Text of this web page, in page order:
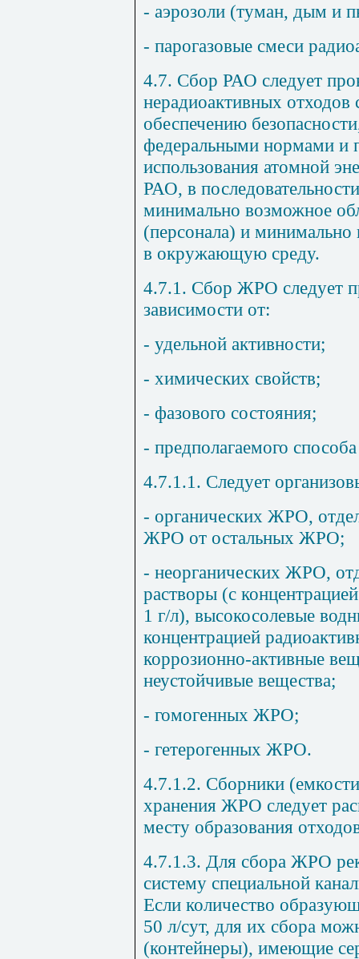
- аэрозоли (туман, дым и
- парогазовые смеси
4.7. Сбор РАО следует
нерадиоактивных отходов
обеспечению
федеральными нормами и
использования атомной
РАО, в
минимально возможное
(персонала) и
в окружающую среду.
4.7.1. Сбор ЖРО следует
зависимости от:
- удельной активности;
- химических свойств;
- фазового состояния;
- предполагаемого
4.7.1.1. Следует
- органических ЖРО,
ЖРО от остальных ЖРО;
- неорганических ЖРО,
растворы (с
1 г/л), высокосолевые
концентрацией
коррозионно-активные
неустойчивые вещества;
- гомогенных ЖРО;
- гетерогенных ЖРО.
4.7.1.2. Сборники
хранения ЖРО следует
месту образования
4.7.1.3. Для сбора ЖРО
систему специальной
Если количество
50 л/сут, для их сбора
(контейнеры), имеющие